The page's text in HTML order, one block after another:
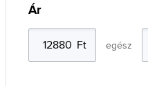
Ár
egész